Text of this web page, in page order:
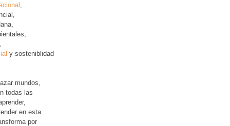
y sosteniblidad
mundos,
todas las
en esta
por